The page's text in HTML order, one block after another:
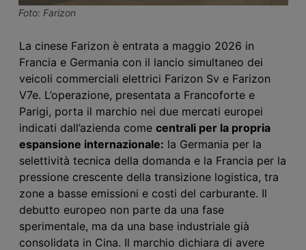
Foto: Farizon
La cinese Farizon è entrata a maggio 2026 in
Francia e Germania con il lancio simultaneo dei
veicoli commerciali elettrici Farizon Sv e Farizon
V7e. L’operazione, presentata a Francoforte e
Parigi, porta il marchio nei due mercati europei
indicati dall’azienda come centrali per la propria
espansione internazionale: la Germania per la
selettività tecnica della domanda e la Francia per la
pressione crescente della transizione logistica, tra
zone a basse emissioni e costi del carburante. Il
debutto europeo non parte da una fase
sperimentale, ma da una base industriale già
consolidata in Cina. Il marchio dichiara di avere